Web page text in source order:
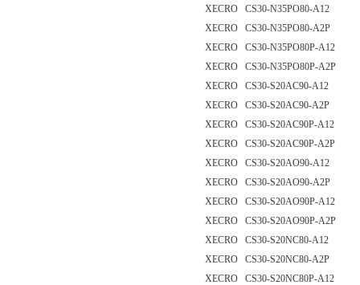
XECRO CS30-N35PO80-A12
XECRO CS30-N35PO80-A2P
XECRO CS30-N35PO80P-A12
XECRO CS30-N35PO80P-A2P
XECRO CS30-S20AC90-A12
XECRO CS30-S20AC90-A2P
XECRO CS30-S20AC90P-A12
XECRO CS30-S20AC90P-A2P
XECRO CS30-S20AO90-A12
XECRO CS30-S20AO90-A2P
XECRO CS30-S20AO90P-A12
XECRO CS30-S20AO90P-A2P
XECRO CS30-S20NC80-A12
XECRO CS30-S20NC80-A2P
XECRO CS30-S20NC80P-A12